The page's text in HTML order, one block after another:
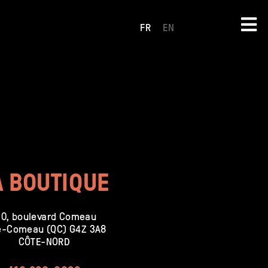
FR EN
BOUTIQUE
boulevard Comeau
Comeau (QC) G4Z 3A8
CÔTE-NORD